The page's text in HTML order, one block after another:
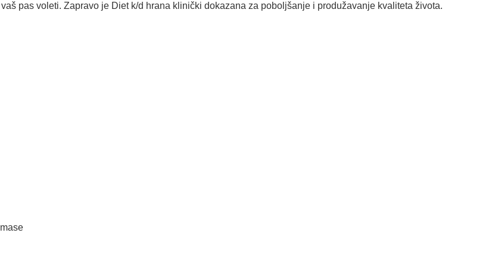
pas voleti. Zapravo je Diet k/d hrana klinički dokazana za poboljšanje i produžavanje kvaliteta života.